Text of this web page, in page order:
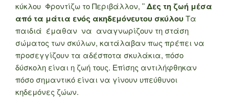
κύκλου Φροντίζω το Περιβάλλον, ¨ Δες τη ζωή μέσα
από τα μάτια ενός ακηδεμόνευτου σκύλουΤα
παιδιά έμαθαν να αναγνωρίζουν τη στάση
σώματος των σκύλων, κατάλαβαν πως πρέπει να
προσεγγίζουν τα αδέσποτα σκυλάκια, πόσο
δύσκολη είναι η ζωή τους. Επίσης αντιλήφθηκαν
πόσο σημαντικό είναι να γίνουν υπεύθυνοι
κηδεμόνες ζώων.